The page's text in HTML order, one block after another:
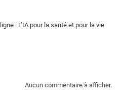
: L’IA pour la santé et pour la vie
Aucun commentaire à afficher.